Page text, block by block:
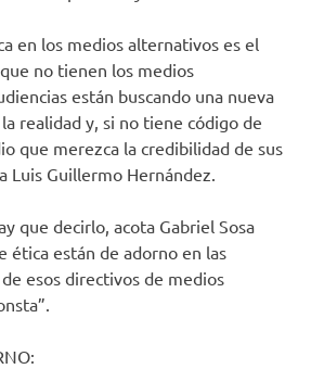
en los medios alternativos es el
no tienen los medios
están buscando una nueva
realidad y, si no tiene código de
que merezca la credibilidad de sus
Luis Guillermo Hernández.
que decirlo, acota Gabriel Sosa
ética están de adorno en las
esos directivos de medios